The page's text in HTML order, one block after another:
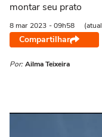
montar seu prato
8 mar 2023 - 09h58
Compartilhar
Por: Ailma Teixeira